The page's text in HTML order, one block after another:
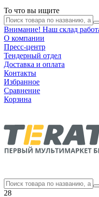
То что вы ищите
Внимание! Наш склад
О компании
Пресс-центр
Тендерный отдел
Доставка и оплата
Контакты
Избранное
Сравнение
Корзина
28